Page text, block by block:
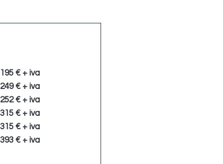
195 € + iva
249 € + iva
252 € + iva
315 € + iva
315 € + iva
393 € + iva